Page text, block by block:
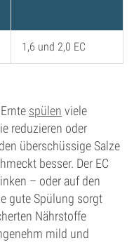
1,6 und 2,0 EC
spülen viele
reduzieren oder
überschüssige Salze
besser. Der EC
– oder auf den
gute Spülung sorgt
Nährstoffe
mild und